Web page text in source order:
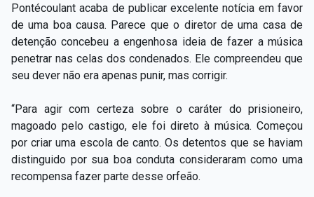
Pontécoulant acaba de publicar excelente notícia em favor
de uma boa causa. Parece que o diretor de uma casa de
detenção concebeu a engenhosa ideia de fazer a música
penetrar nas celas dos condenados. Ele compreendeu que
seu dever não era apenas punir, mas corrigir.
“Para agir com certeza sobre o caráter do prisioneiro,
magoado pelo castigo, ele foi direto à música. Começou
por criar uma escola de canto. Os detentos que se haviam
distinguido por sua boa conduta consideraram como uma
recompensa fazer parte desse orfeão.